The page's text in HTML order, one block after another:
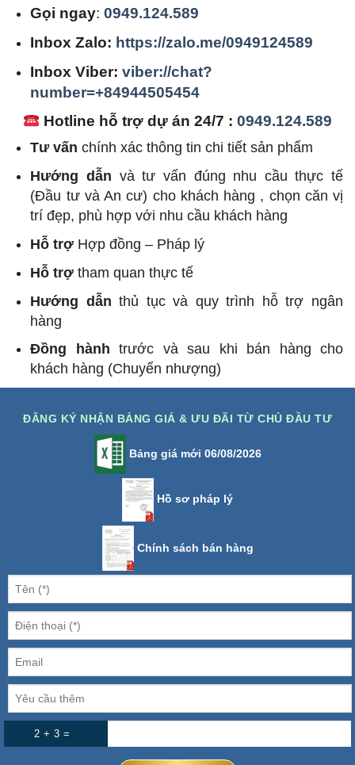
Gọi ngay:0949.124.589
Inbox Zalo: https://zalo.me/0949124589
Inbox Viber:viber://chat?
number=+84944505454
Hotline hỗ trợ dự án 24/7 :0949.124.589
Tư vấn chính xác thông tin chi tiết sản phẩm
Hướng dẫn và tư vấn đúng nhu cầu thực tế
(Đầu tư và An cư) cho khách hàng , chọn căn vị
trí đẹp, phù hợp với nhu cầu khách hàng
Hỗ trợ Hợp đồng – Pháp lý
Hỗ trợtham quan thực tế
Hướng dẫn thủ tục và quy trình hỗ trợ ngân
hàng
Đồng hành trước và sau khi bán hàng cho
khách hàng (Chuyển nhượng)
ĐĂNG KÝ NHẬN BẢNG GIÁ & ƯU ĐÃI TỪ CHỦ ĐẦU TƯ
Bảng giá mới 06/08/2026
Hồ sơ pháp lý
Chính sách bán hàng
2 + 3 =